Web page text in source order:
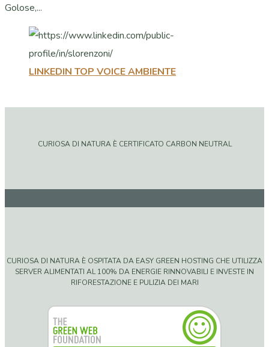
Golose,...
LINKEDIN TOP VOICE AMBIENTE
CURIOSA DI NATURA È CERTIFICATO CARBON NEUTRAL
CURIOSA DI NATURA È OSPITATA DA EASY GREEN HOSTING CHE UTILIZZA
SERVER ALIMENTATI AL 100% DA ENERGIE RINNOVABILI E INVESTE IN
RIFORESTAZIONE E PULIZIA DEI MARI